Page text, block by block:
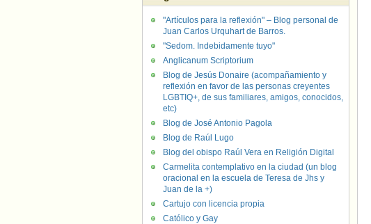
"Artículos para la reflexión" – Blog personal de
Juan Carlos Urquhart de Barros.
"Sedom. Indebidamente tuyo"
Anglicanum Scriptorium
Blog de Jesús Donaire (acompañamiento y
reflexión en favor de las personas creyentes
LGBTIQ+, de sus familiares, amigos, conocidos,
etc)
Blog de José Antonio Pagola
Blog de Raúl Lugo
Blog del obispo Raúl Vera en Religión Digital
Carmelita contemplativo en la ciudad (un blog
oracional en la escuela de Teresa de Jhs y
Juan de la +)
Cartujo con licencia propia
Católico y Gay